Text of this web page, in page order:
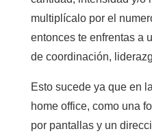
multiplícalo por el
entonces te enfrentas a
de coordinación,
Esto sucede ya que en
home office, como una
por pantallas y un